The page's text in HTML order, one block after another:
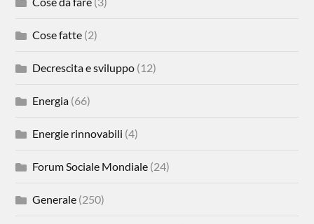
Cose fatte (2)
Decrescita e sviluppo (12)
Energia (66)
Energie rinnovabili (4)
Forum Sociale Mondiale (24)
Generale (250)